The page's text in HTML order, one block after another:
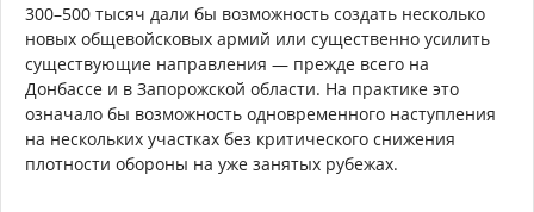
300–500 тысяч дали бы возможность создать несколько
новых общевойсковых армий или существенно усилить
существующие направления — прежде всего на
Донбассе и в Запорожской области. На практике это
означало бы возможность одновременного наступления
на нескольких участках без критического снижения
плотности обороны на уже занятых рубежах.